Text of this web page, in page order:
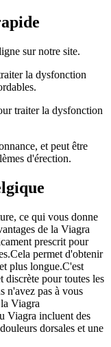
sur notre site.
la dysfonction
traiter la dysfonction
et peut être
d'érection.
ce qui vous donne
de la Viagra
prescrit pour
permet d'obtenir
plus longue.C'est
pour toutes les
n'avez pas à vous
Viagra
Viagra incluent des
dorsales et une